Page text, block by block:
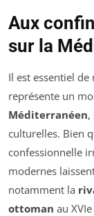
Aux
sur la
Il est essentiel de
représente un
Méditerranéen,
culturelles. Bien
confessionnelle
modernes
notamment la
ottoman au